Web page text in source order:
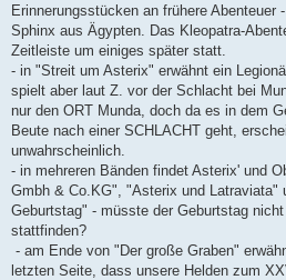
Erinnerungsstücken an frühere Abenteuer
Sphinx aus Ägypten. Das Kleopatra-
Zeitleiste um einiges später statt.
- in "Streit um Asterix" erwähnt ein
spielt aber laut Z. vor der Schlacht bei
nur den ORT Munda, doch da es in dem
Beute nach einer SCHLACHT geht,
unwahrscheinlich.
- in mehreren Bänden findet Asterix' und
Gmbh & Co.KG", "Asterix und Latraviata"
Geburtstag" - müsste der Geburtstag
stattfinden?
- am Ende von "Der große Graben"
letzten Seite, dass unsere Helden zum